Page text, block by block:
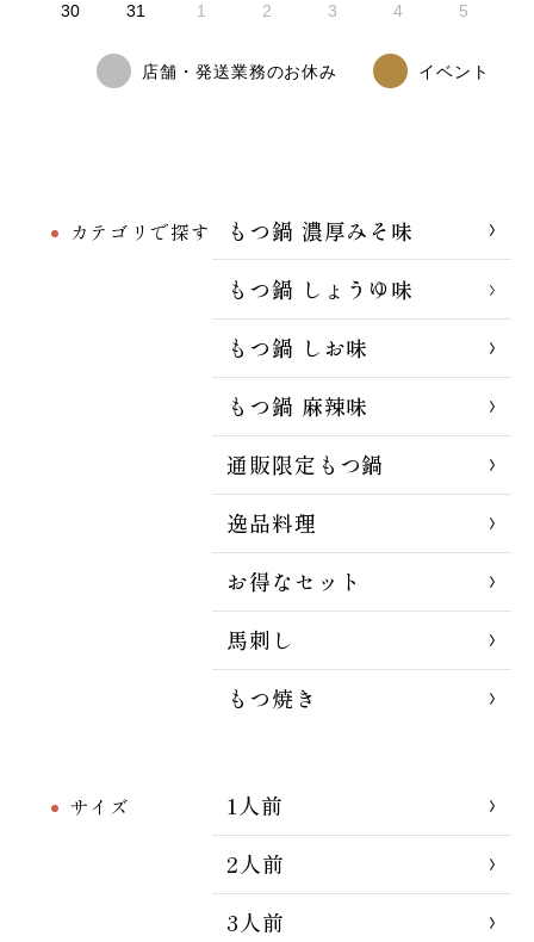
カテゴリで探す
もつ鍋 濃厚みそ味
もつ鍋 しょうゆ味
もつ鍋 しお味
もつ鍋 麻辣味
通販限定もつ鍋
逸品料理
お得なセット
馬刺し
もつ焼き
サイズ
1人前
2人前
3人前
30 31 1 2 3 4 5
店舗・発送業務のお休み イベント